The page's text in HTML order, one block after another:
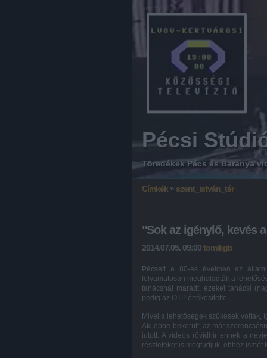
Pécsi
Töredékek Pécs és Baranya
Címkék » szent_istván_tér
"Sok az igénylő, kevés
2014.07.05. 09:00tomikgb
Pécsett a 80-as években az
folyamatosan meghaladták a
tanácsnál maradt, ezeket tanácsi
pedig az OTP értékesítette.
Mivel a lehetőségek szűkösek voltak,
Aki ebbe bekerült, az már
jutott. A videós rövidhír ennek a
részleteket is megtudjuk, ehhez